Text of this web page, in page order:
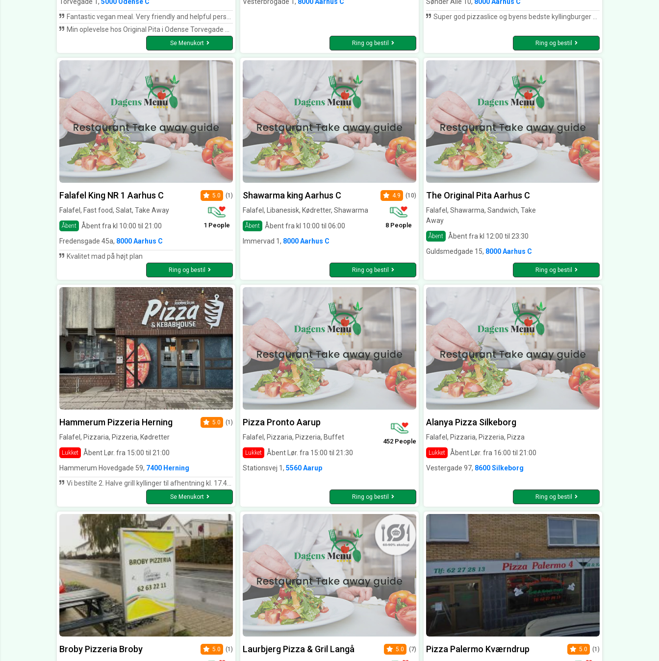
Fantastic vegan meal. Very friendly and helpful personnel!
Min oplevelse hos Original Pita i Odense Torvegade 1 har været en oplevelse, som jeg længe vil mindes om. Deres marineret kylling smager fantastisk. Især deres hjemmelavet brød og dressinger.
Se Menukort Ring og bestil
Super god pizzaslice og byens bedste kyllingburger menu!! Den er såååå god! Og super service altid! Slt er i top!!
Ring og bestil
Falafel King NR 1 Aarhus C
Falafel, Fast food, Salat, Take Away
Åbent Åbent fra kl 10:00 til 21:00
5.0 (1)
1 People
Fredensgade 45a, 8000 Aarhus C
Kvalitet mad på højt plan
Ring og bestil
Shawarma king Aarhus C
Falafel, Libanesisk, Kødretter, Shawarma
Åbent Åbent fra kl 10:00 til 06:00
4.9 (10)
8 People
Immervad 1, 8000 Aarhus C
Ring og bestil
The Original Pita Aarhus C
Falafel, Shawarma, Sandwich, Take
Away
Åbent
Åbent fra kl 12:00 til 23:30
Guldsmedgade 15, 8000 Aarhus C
Ring og bestil
Hammerum Pizzeria Herning
Falafel, Pizzaria, Pizzeria, Kødretter
Lukket Åbent Lør. fra 15:00 til 21:00
5.0 (1)
Hammerum Hovedgade 59, 7400 Herning
Vi bestilte 2. Halve grill kyllinger til afhentning kl. 17.45 bestillingen var klar til tiden. Kyllingen og tilbehøret var perfekt.
Se Menukort
Pizza Pronto Aarup
Falafel, Pizzaria, Pizzeria, Buffet
Lukket Åbent Lør. fra 15:00 til 21:30
452 People
Stationsvej 1, 5560 Aarup
Ring og bestil
Alanya Pizza Silkeborg
Falafel, Pizzaria, Pizzeria, Pizza
Lukket
Åbent Lør. fra 16:00 til 21:00
Vestergade 97, 8600 Silkeborg
Ring og bestil
Broby Pizzeria Broby 5.0 (1) Laurbjerg Pizza & Gril Langå 5.0 (7) Pizza Palermo Kværndrup 5.0 (1)